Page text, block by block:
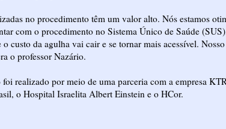
no procedimento têm um valor alto. Nós estamos
com o procedimento no Sistema Único de Saúde
o custo da agulha vai cair e se tornar mais acessível.
o professor Nazário.
realizado por meio de uma parceria com a empresa
o Hospital Israelita Albert Einstein e o HCor.